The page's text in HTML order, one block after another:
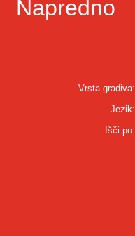
Napredno
Vrsta gradiva:
Jezik:
Išči po: